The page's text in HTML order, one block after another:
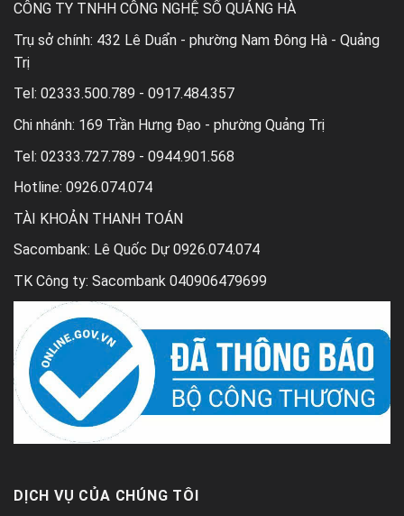
CÔNG TY TNHH CÔNG NGHỆ SỐ QUẢNG HÀ
Trụ sở chính: 432 Lê Duẩn - phường Nam Đông Hà - Quảng
Trị
Tel: 02333.500.789 - 0917.484.357
Chi nhánh: 169 Trần Hưng Đạo - phường Quảng Trị
Tel: 02333.727.789 - 0944.901.568
Hotline: 0926.074.074
TÀI KHOẢN THANH TOÁN
Sacombank: Lê Quốc Dự 0926.074.074
TK Công ty: Sacombank 040906479699
DỊCH VỤ CỦA CHÚNG TÔI